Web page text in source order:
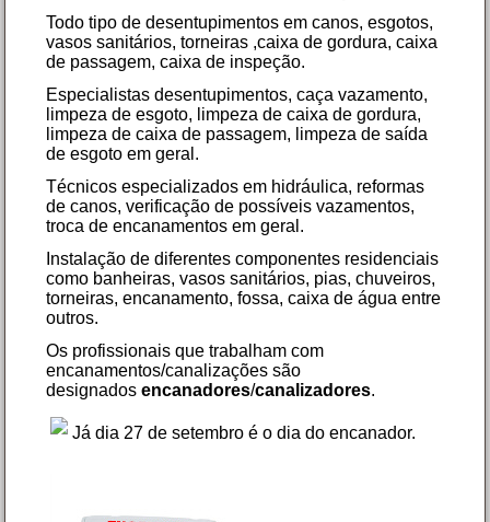
Todo tipo de desentupimentos em canos, esgotos,
vasos sanitários, torneiras ,caixa de gordura, caixa
de passagem, caixa de inspeção.
Especialistas desentupimentos, caça vazamento,
limpeza de esgoto, limpeza de caixa de gordura,
limpeza de caixa de passagem, limpeza de saída
de esgoto em geral.
Técnicos especializados em hidráulica, reformas
de canos, verificação de possíveis vazamentos,
troca de encanamentos em geral.
Instalação de diferentes componentes residenciais
como banheiras, vasos sanitários, pias, chuveiros,
torneiras, encanamento, fossa, caixa de água entre
outros.
Os profissionais que trabalham com
encanamentos/canalizações são
designadosencanadores/canalizadores.
Já dia 27 de setembro é o dia do encanador.